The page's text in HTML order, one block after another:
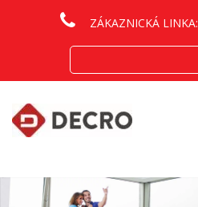
ZÁKAZNICKÁ LINKA: